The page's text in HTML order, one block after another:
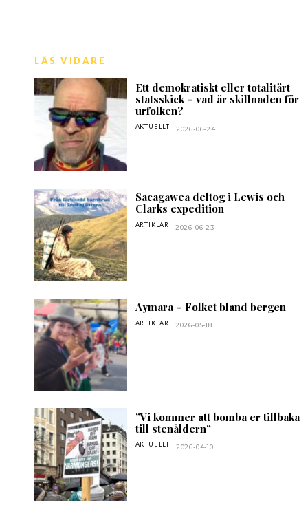
LÄS VIDARE
Ett demokratiskt eller totalitärt
statsskick – vad är skillnaden för
urfolken?
AKTUELLT 2026-06-24
Sacagawea deltog i Lewis och
Clarks expedition
ARTIKLAR 2026-06-23
Aymara – Folket bland bergen
ARTIKLAR 2026-05-18
”Vi kommer att bomba er tillbaka
till stenåldern”
AKTUELLT 2026-04-10